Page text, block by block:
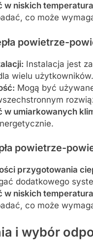
w niskich
co może
powietrze-
Instalacja jest
wielu użytkowników.
Mogą być
w umiarkowanych
powietrze-
przygotowania
dodatkowego
w niskich
co może
i wybór